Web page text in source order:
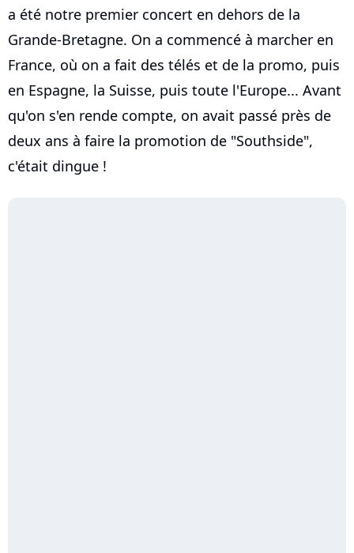
a été notre premier concert en dehors de la
Grande-Bretagne. On a commencé à marcher en
France, où on a fait des télés et de la promo, puis
en Espagne, la Suisse, puis toute l'Europe... Avant
qu'on s'en rende compte, on avait passé près de
deux ans à faire la promotion de "Southside",
c'était dingue !